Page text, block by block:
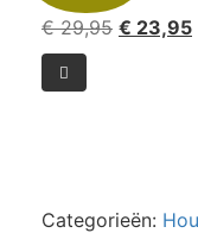
€29,95 € 23,95
Janod
Pure

Categorieën: